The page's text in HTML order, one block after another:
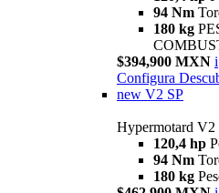
94 Nm
180 kg
$394,900 MXN i
Configura
new V2 SP
Hypermotard V2
120,4 hp
94 Nm
180 kg